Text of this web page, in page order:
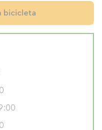
bicicleta